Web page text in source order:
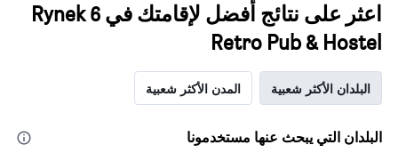
اعثر على نتائج أفضل لإقامتك في Rynek 6
Retro Pub & Hostel
البلدان الأكثر شعبية المدن الأكثر شعبية
البلدان التي يبحث عنها مستخدمونا